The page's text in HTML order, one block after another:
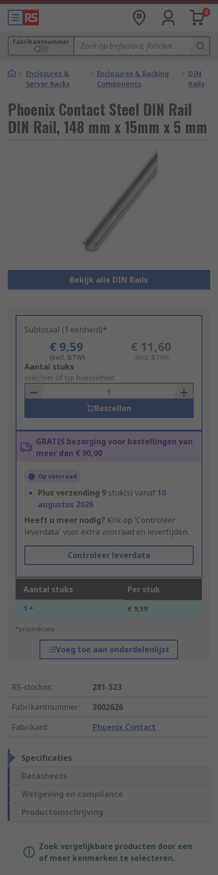
0
Fabrikantnummer
/ Enclosures &
Server Racks
/ Enclosures & Racking
Components
/ DIN
Rails
Phoenix Contact Steel DIN Rail
DIN Rail, 148 mm x 15mm x 5 mm
Bekijk alle DIN Rails
Subtotaal (1 eenheid)*
€ 9,59
(excl. BTW)
€ 11,60
(incl. BTW)
Add
to
Basket
Aantal stuks
selecteer of typ hoeveelheid
Bestellen
GRATIS bezorging voor bestellingen van
meer dan € 90,00
Op voorraad
Plus verzending 9 stuk(s) vanaf 10
augustus 2026
Heeft u meer nodig? Klik op 'Controleer
leverdata' voor extra voorraad en levertijden.
Controleer leverdata
Aantal stuks Per stuk
1 + € 9,59
*prijsindicatie
Voeg toe aan onderdelenlijst
RS-stocknr.:
281-523
Fabrikantnummer:
3002626
Fabrikant: Phoenix Contact
Specificaties
Datasheets
Wetgeving en compliance
Productomschrijving
Zoek vergelijkbare producten door een
of meer kenmerken te selecteren.